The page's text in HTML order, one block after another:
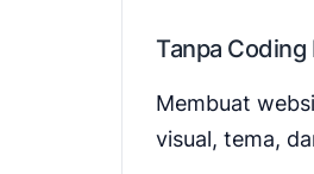
Tanpa Coding
Membuat
visual, tema,